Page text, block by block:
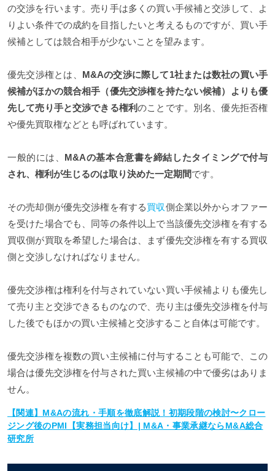
の交渉を行います。売り手は多くの買い手候補と交渉して、よ
りよい条件での成約を目指したいと考えるものですが、買い手
候補としては競合相手が少ないことを望みます。
優先交渉権とは、 M&Aの交渉に際して1社または数社の買い手
候補がほかの競合相手（優先交渉権を持たない候補）よりも優
先して売り手と交渉できる権利のことです。別名、優先拒否権
や優先買取権などとも呼ばれています。
一般的には、 M&Aの基本合意書を締結したタイミングで付与
され、権利が生じるのは取り決めた一定期間です。
その売却側が優先交渉権を有する買収側企業以外からオファー
を受けた場合でも、同等の条件以上で当該優先交渉権を有する
買収側が買取を希望した場合は、まず優先交渉権を有する買収
側と交渉しなければなりません。
優先交渉権は権利を付与されていない買い手候補よりも優先し
て売り主と交渉できるものなので、売り主は優先交渉権を付与
した後でもほかの買い主候補と交渉すること自体は可能です。
優先交渉権を複数の買い主候補に付与することも可能で、この
場合は優先交渉権を付与された買い主候補の中で優劣はありま
せん。
【関連】M&Aの流れ・手順を徹底解説！初期段階の検討〜クロー
ジング後のPMI【実務担当向け】| M&A・事業承継ならM&A総合
研究所